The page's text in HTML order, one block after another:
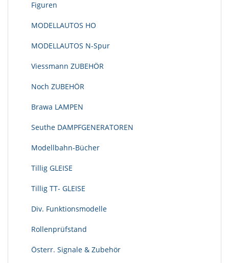
Figuren
MODELLAUTOS HO
MODELLAUTOS N-Spur
Viessmann ZUBEHÖR
Noch ZUBEHÖR
Brawa LAMPEN
Seuthe DAMPFGENERATOREN
Modellbahn-Bücher
Tillig GLEISE
Tillig TT- GLEISE
Div. Funktionsmodelle
Rollenprüfstand
Österr. Signale & Zubehör